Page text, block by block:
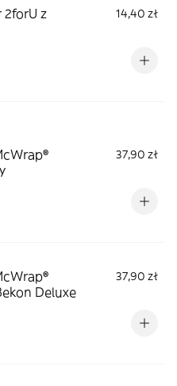
2forU z
14,40 zł
37,90 zł
Deluxe
37,90 zł